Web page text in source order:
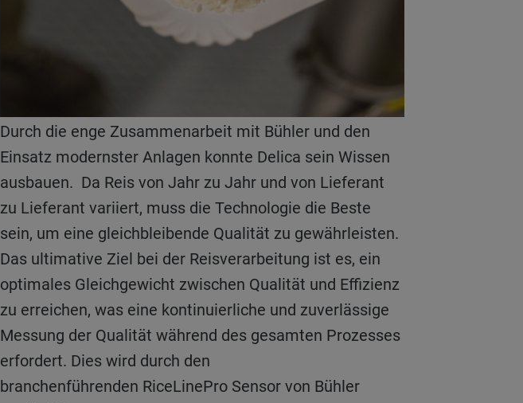
Durch die enge Zusammenarbeit mit Bühler und den
Einsatz modernster Anlagen konnte Delica sein Wissen
ausbauen. Da Reis von Jahr zu Jahr und von Lieferant
zu Lieferant variiert, muss die Technologie die Beste
sein, um eine gleichbleibende Qualität zu gewährleisten.
Das ultimative Ziel bei der Reisverarbeitung ist es, ein
optimales Gleichgewicht zwischen Qualität und Effizienz
zu erreichen, was eine kontinuierliche und zuverlässige
Messung der Qualität während des gesamten Prozesses
erfordert. Dies wird durch den
branchenführenden RiceLinePro Sensor von Bühler